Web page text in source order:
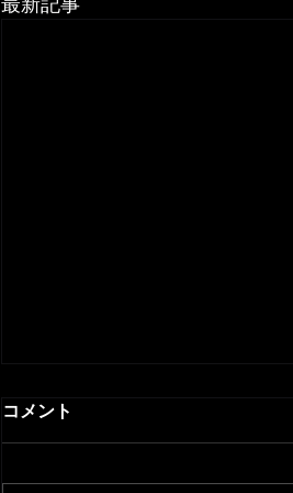
デュアルバンドWi-Fiの設計
コメント